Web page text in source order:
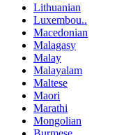
Lithuanian
Luxembou..
Macedonian
Malagasy
Malay
Malayalam
Maltese
Maori
Marathi
Mongolian